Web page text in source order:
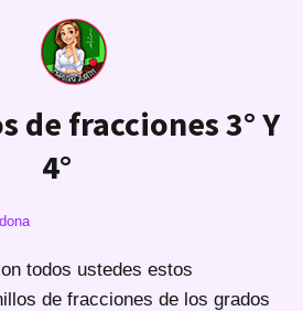
de fracciones 3° Y
4°
todos ustedes estos
de fracciones de los grados